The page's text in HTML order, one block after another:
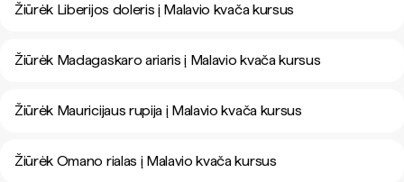
Žiūrėk Liberijos doleris į Malavio kvača kursus
Žiūrėk Madagaskaro ariaris į Malavio kvača kursus
Žiūrėk Mauricijaus rupija į Malavio kvača kursus
Žiūrėk Omano rialas į Malavio kvača kursus